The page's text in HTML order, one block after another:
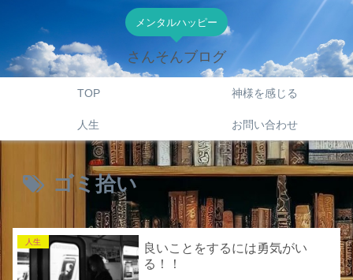
メンタルハッピー
さんそんブログ
TOP 神様を感じる
人生 お問い合わせ
ゴミ拾い
人生
良いことをするには勇気がい
る！！